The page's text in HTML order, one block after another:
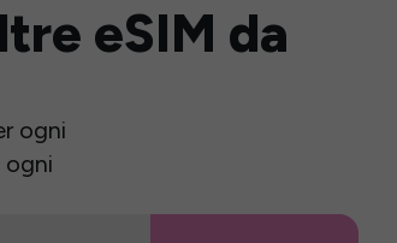
eSIM da
ogni
ogni